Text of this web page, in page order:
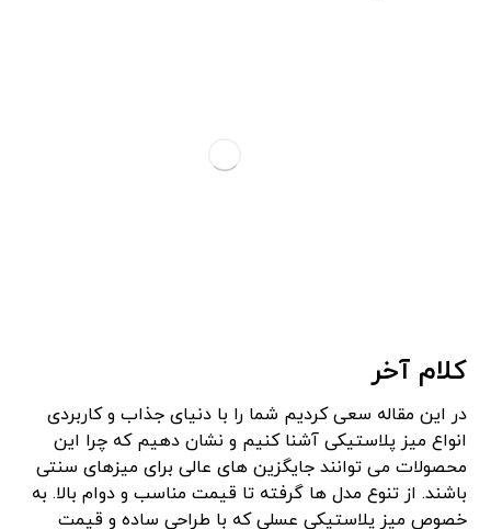
کلام آخر
در این مقاله سعی کردیم شما را با دنیای جذاب و کاربردی
انواع میز پلاستیکی آشنا کنیم و نشان دهیم که چرا این
محصولات می‌ توانند جایگزین ‌های عالی برای میزهای سنتی
باشند. از تنوع مدل‌ ها گرفته تا قیمت مناسب و دوام بالا. به
خصوص میز پلاستیکی عسلی که با طراحی ساده و قیمت